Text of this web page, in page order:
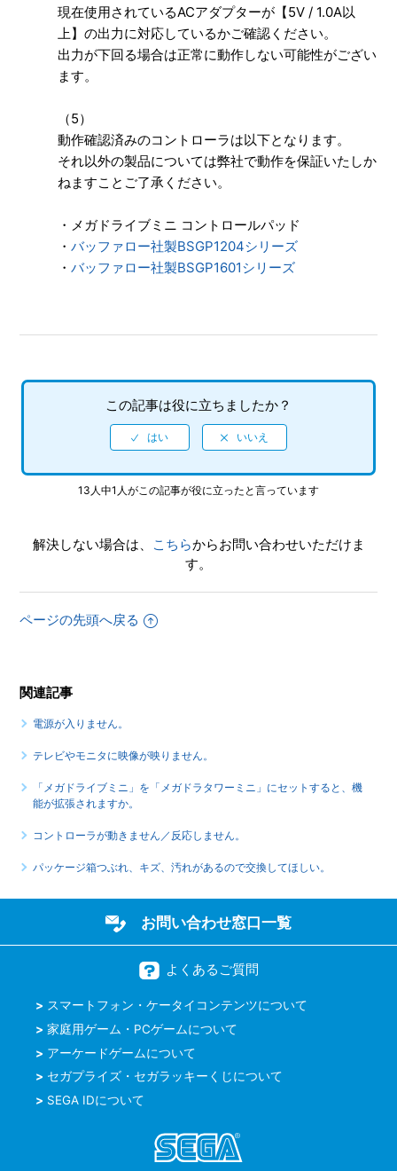
現在使用されているACアダプターが【5V / 1.0A以
上】の出力に対応しているかご確認ください。
出力が下回る場合は正常に動作しない可能性がござい
ます。
（5）
動作確認済みのコントローラは以下となります。
それ以外の製品については弊社で動作を保証いたしか
ねますことご了承ください。
・メガドライブミニ コントロールパッド
・バッファロー社製BSGP1204シリーズ
・バッファロー社製BSGP1601シリーズ
この記事は役に立ちましたか？
13人中1人がこの記事が役に立ったと言っています
解決しない場合は、 こちらからお問い合わせいただけま
す。
ページの先頭へ戻る
関連記事
電源が入りません。
テレビやモニタに映像が映りません。
「メガドライブミニ」を「メガドラタワーミニ」にセットすると、機
能が拡張されますか。
コントローラが動きません／反応しません。
パッケージ箱つぶれ、キズ、汚れがあるので交換してほしい。
お問い合わせ窓口一覧
よくあるご質問
スマートフォン・ケータイコンテンツについて
家庭用ゲーム・PCゲームについて
アーケードゲームについて
セガプライズ・セガラッキーくじについて
SEGA IDについて